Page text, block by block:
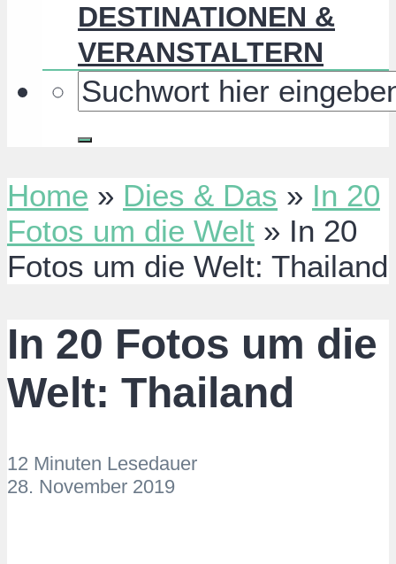
DESTINATIONEN &
VERANSTALTERN
Home » Dies & Das » In 20
Fotos um die Welt » In 20
Fotos um die Welt: Thailand
In 20 Fotos um die
Welt: Thailand
12 Minuten Lesedauer
28. November 2019